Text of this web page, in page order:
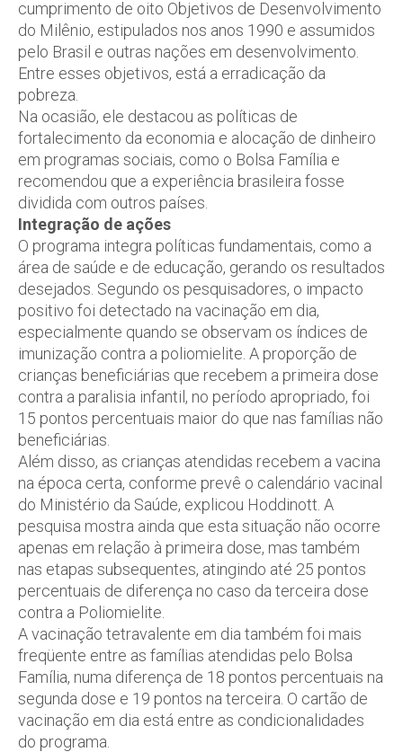
cumprimento de oito Objetivos de Desenvolvimento
do Milênio, estipulados nos anos 1990 e assumidos
pelo Brasil e outras nações em desenvolvimento.
Entre esses objetivos, está a erradicação da
pobreza.
Na ocasião, ele destacou as políticas de
fortalecimento da economia e alocação de dinheiro
em programas sociais, como o Bolsa Família e
recomendou que a experiência brasileira fosse
dividida com outros países.
Integração de ações
O programa integra políticas fundamentais, como a
área de saúde e de educação, gerando os resultados
desejados. Segundo os pesquisadores, o impacto
positivo foi detectado na vacinação em dia,
especialmente quando se observam os índices de
imunização contra a poliomielite. A proporção de
crianças beneficiárias que recebem a primeira dose
contra a paralisia infantil, no período apropriado, foi
15 pontos percentuais maior do que nas famílias não
beneficiárias.
Além disso, as crianças atendidas recebem a vacina
na época certa, conforme prevê o calendário vacinal
do Ministério da Saúde, explicou Hoddinott. A
pesquisa mostra ainda que esta situação não ocorre
apenas em relação à primeira dose, mas também
nas etapas subsequentes, atingindo até 25 pontos
percentuais de diferença no caso da terceira dose
contra a Poliomielite.
A vacinação tetravalente em dia também foi mais
freqüente entre as famílias atendidas pelo Bolsa
Família, numa diferença de 18 pontos percentuais na
segunda dose e 19 pontos na terceira. O cartão de
vacinação em dia está entre as condicionalidades
do programa.